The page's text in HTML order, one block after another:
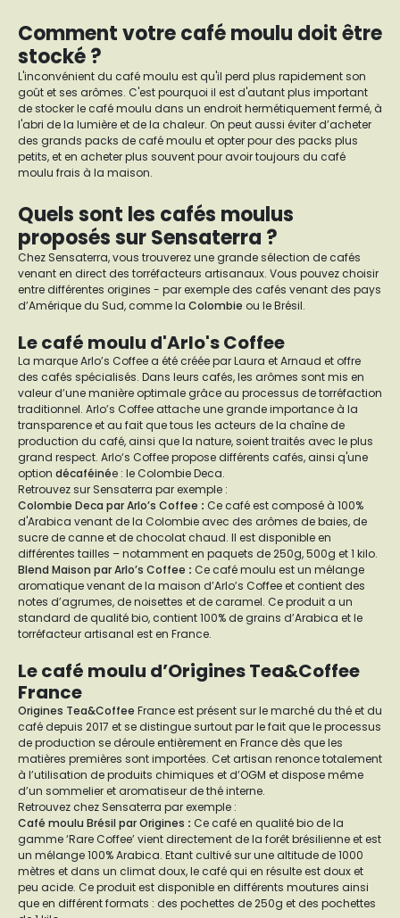
Comment votre café moulu doit être
stocké ?
L'inconvénient du café moulu est qu'il perd plus rapidement son
goût et ses arômes. C'est pourquoi il est d'autant plus important
de stocker le café moulu dans un endroit hermétiquement fermé, à
l'abri de la lumière et de la chaleur. On peut aussi éviter d’acheter
des grands packs de café moulu et opter pour des packs plus
petits, et en acheter plus souvent pour avoir toujours du café
moulu frais à la maison.
Quels sont les cafés moulus
proposés sur Sensaterra ?
Chez Sensaterra, vous trouverez une grande sélection de cafés
venant en direct des torréfacteurs artisanaux. Vous pouvez choisir
entre différentes origines - par exemple des cafés venant des pays
d’Amérique du Sud, comme la Colombie ou le Brésil.
Le café moulu d'Arlo's Coffee
La marque Arlo’s Coffee a été créée par Laura et Arnaud et offre
des cafés spécialisés. Dans leurs cafés, les arômes sont mis en
valeur d’une manière optimale grâce au processus de torréfaction
traditionnel. Arlo’s Coffee attache une grande importance à la
transparence et au fait que tous les acteurs de la chaîne de
production du café, ainsi que la nature, soient traités avec le plus
grand respect. Arlo‘s Coffee propose différents cafés, ainsi q'une
option décaféinée : le Colombie Deca.
Retrouvez sur Sensaterra par exemple :
Colombie Deca par Arlo’s Coffee : Ce café est composé à 100%
d'Arabica venant de la Colombie avec des arômes de baies, de
sucre de canne et de chocolat chaud. Il est disponible en
différentes tailles – notamment en paquets de 250g, 500g et 1 kilo.
Blend Maison par Arlo’s Coffee : Ce café moulu est un mélange
aromatique venant de la maison d’Arlo’s Coffee et contient des
notes d’agrumes, de noisettes et de caramel. Ce produit a un
standard de qualité bio, contient 100% de grains d’Arabica et le
torréfacteur artisanal est en France.
Le café moulu d’Origines Tea&Coffee
France
Origines Tea&Coffee France est présent sur le marché du thé et du
café depuis 2017 et se distingue surtout par le fait que le processus
de production se déroule entièrement en France dès que les
matières premières sont importées. Cet artisan renonce totalement
à l’utilisation de produits chimiques et d’OGM et dispose même
d’un sommelier et aromatiseur de thé interne.
Retrouvez chez Sensaterra par exemple :
Café moulu Brésil par Origines : Ce café en qualité bio de la
gamme ‘Rare Coffee’ vient directement de la forêt brésilienne et est
un mélange 100% Arabica. Etant cultivé sur une altitude de 1000
mètres et dans un climat doux, le café qui en résulte est doux et
peu acide. Ce produit est disponible en différents moutures ainsi
que en différent formats : des pochettes de 250g et des pochettes